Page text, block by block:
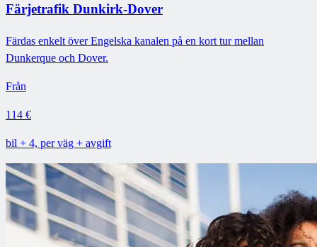
Färjetrafik Dunkirk-Dover
Färdas enkelt över Engelska kanalen på en kort tur mellan
Dunkerque och Dover.
Från
114 €
bil + 4, per väg + avgift